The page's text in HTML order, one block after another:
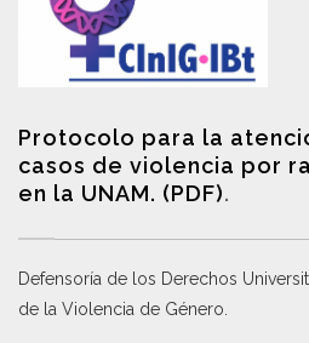
Protocolo para la
casos de violencia por
en la UNAM. (PDF).
Defensoría de los Derechos
de la Violencia de Género